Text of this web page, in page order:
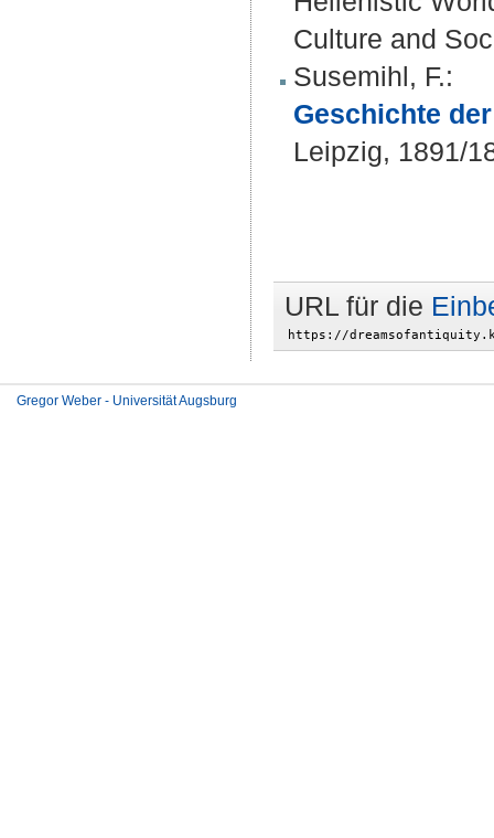
Culture and
Susemihl, F.:
Geschichte
Leipzig, 1891/
URL für die
Gregor Weber - Universität Augsburg